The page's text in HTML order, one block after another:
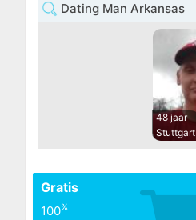
Dating Man Arkansas
48 jaar
Stuttgart
Gratis
100%